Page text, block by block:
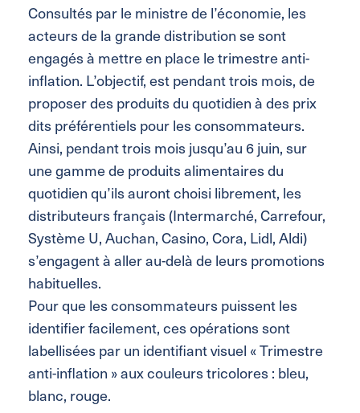
Consultés par le ministre de l’économie, les
acteurs de la grande distribution se sont
engagés à mettre en place le trimestre anti-
inflation. L’objectif, est pendant trois mois, de
proposer des produits du quotidien à des prix
dits préférentiels pour les consommateurs.
Ainsi, pendant trois mois jusqu’au 6 juin, sur
une gamme de produits alimentaires du
quotidien qu’ils auront choisi librement, les
distributeurs français (Intermarché, Carrefour,
Système U, Auchan, Casino, Cora, Lidl, Aldi)
s’engagent à aller au-delà de leurs promotions
habituelles.
Pour que les consommateurs puissent les
identifier facilement, ces opérations sont
labellisées par un identifiant visuel « Trimestre
anti-inflation » aux couleurs tricolores : bleu,
blanc, rouge.